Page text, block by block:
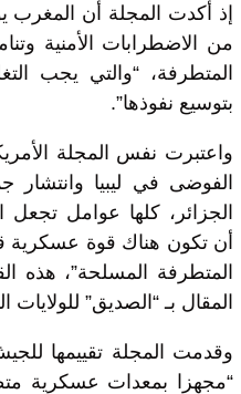
إذ أكدت المجلة أن المغرب
من الاضطرابات الأمنية
المتطرفة، “والتي يجب
بتوسيع نفوذها”.
واعتبرت نفس المجلة
الفوضى في ليبيا
الجزائر، كلها عوامل تجعل
أن تكون هناك قوة عسكرية
المتطرفة المسلحة”، هذه
المقال بـ “الصديق” للولايات
وقدمت المجلة تقييمها
“مجهزا بمعدات عسكرية